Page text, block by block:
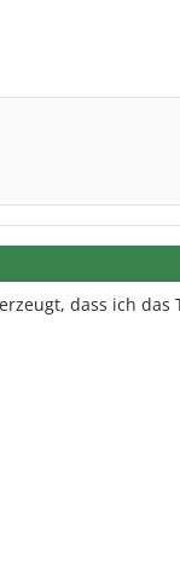
dass ich